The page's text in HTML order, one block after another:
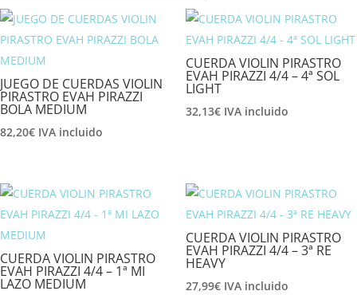
JUEGO DE CUERDAS VIOLIN
PIRASTRO EVAH PIRAZZI
BOLA MEDIUM
82,20€ IVA incluido
CUERDA VIOLIN PIRASTRO
EVAH PIRAZZI 4/4 – 4ª SOL
LIGHT
32,13€ IVA incluido
CUERDA VIOLIN PIRASTRO
EVAH PIRAZZI 4/4 – 1ª MI
LAZO MEDIUM
CUERDA VIOLIN PIRASTRO
EVAH PIRAZZI 4/4 – 3ª RE
HEAVY
27,99€ IVA incluido